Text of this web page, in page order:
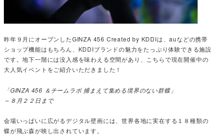
昨年９月にオープンしたGINZA 456 Created by KDDIは、auなどの携帯
ショップ機能はもちろん、KDDIブランドの魅力をたっぷり体験できる施設
です。地下一階には没入感を味わえる空間があり、こちらで現在開催中の
大人気イベントをご紹介いただきました！
「GINZA 456 ＆チームラボ 捕まえて集める境界のない群蝶」
～８月２２日まで
会場いっぱいに広がるデジタル壁画には、世界各地に実在する１８種類の
蝶が飛ぶ森が映し出されています。